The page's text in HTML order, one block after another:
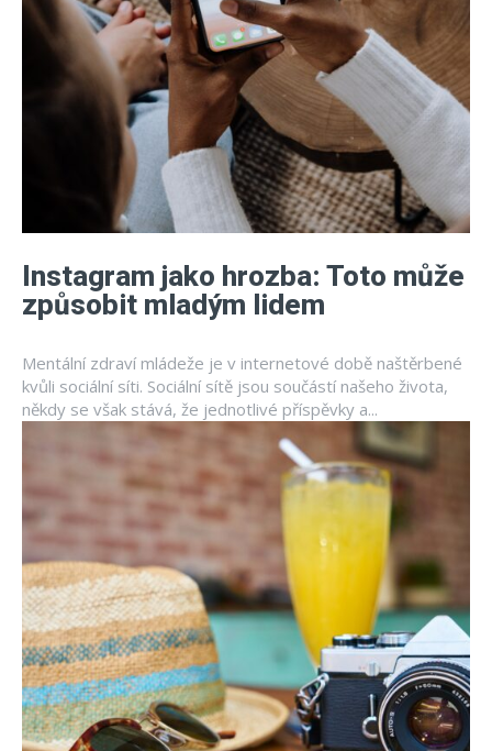
Instagram jako hrozba: Toto může
způsobit mladým lidem
Mentální zdraví mládeže je v internetové době naštěrbené
kvůli sociální síti. Sociální sítě jsou součástí našeho života,
někdy se však stává, že jednotlivé příspěvky a...